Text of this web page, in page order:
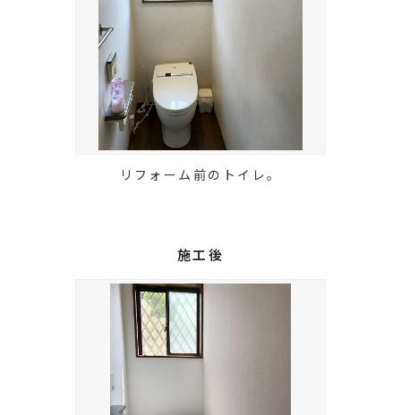
リフォーム前のトイレ。
施工後